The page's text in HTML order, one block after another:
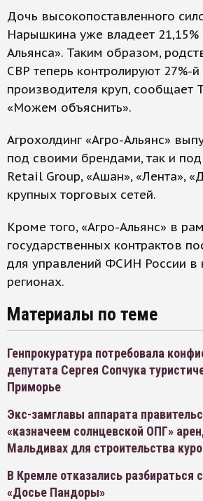
Дочь высокопоставленного
Нарышкина уже владеет 21,15%
Альянса». Таким образом,
СВР теперь контролируют 27%-
производителя круп, сообщает
«Можем объяснить».
Агрохолдинг «Агро-Альянс»
под своими брендами, так и
Retail Group, «Ашан», «Лента»,
крупных торговых сетей.
Кроме того, «Агро-Альянс» в
государственных контрактов
для управлений ФСИН России в
регионах.
Материалы по теме
Генпрокуратура потребовала
депутата Сергея Сопчука
Приморье
Экс-замглавы аппарата
«казначеем солнцевской ОПГ»
Мальдивах для строительства
В Кремле отказались разбираться
«Досье Пандоры»